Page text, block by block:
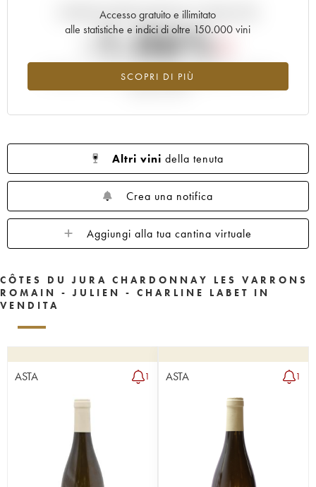
Accesso gratuito e illimitato
alle statistiche e indici di oltre 150.000 vini
SCOPRI DI PIÙ
Andamento della quotazione in tempo reale
-1.06%
Tendenza al ribasso per il valore dell'annata 2005 nel 2026
Altri vini della tenuta
Crea una notifica
Aggiungi alla tua cantina virtuale
CÔTES DU JURA CHARDONNAY LES VARRONS
ROMAIN - JULIEN - CHARLINE LABET IN
VENDITA
ASTA 1 ASTA 1